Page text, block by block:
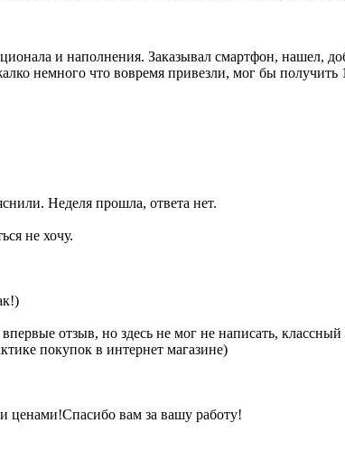
и наполнения. Заказывал смартфон, нашел,
немного что вовремя привезли, мог бы получить
Неделя прошла, ответа нет.
не хочу.
отзыв, но здесь не мог не написать,
покупок в интернет магазине)
ценами!Спасибо вам за вашу работу!